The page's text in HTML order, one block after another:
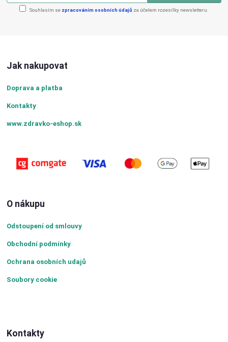
Souhlasím se zpracováním osobních údajů za účelem rozesílky newsletteru.
Jak nakupovat
Doprava a platba
Kontakty
www.zdravko-eshop.sk
O nákupu
Odstoupení od smlouvy
Obchodní podmínky
Ochrana osobních udajů
Soubory cookie
Kontakty